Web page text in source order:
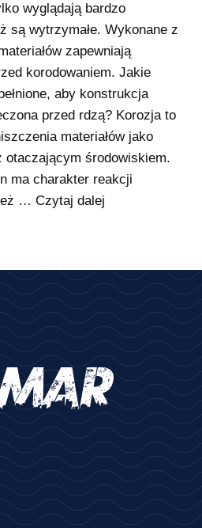
wyglądają bardzo
są wytrzymałe. Wykonane z
zapewniają
korodowaniem. Jakie
aby konstrukcja
przed rdzą? Korozja to
materiałów jako
otaczającym środowiskiem.
ma charakter reakcji
… Czytaj dalej